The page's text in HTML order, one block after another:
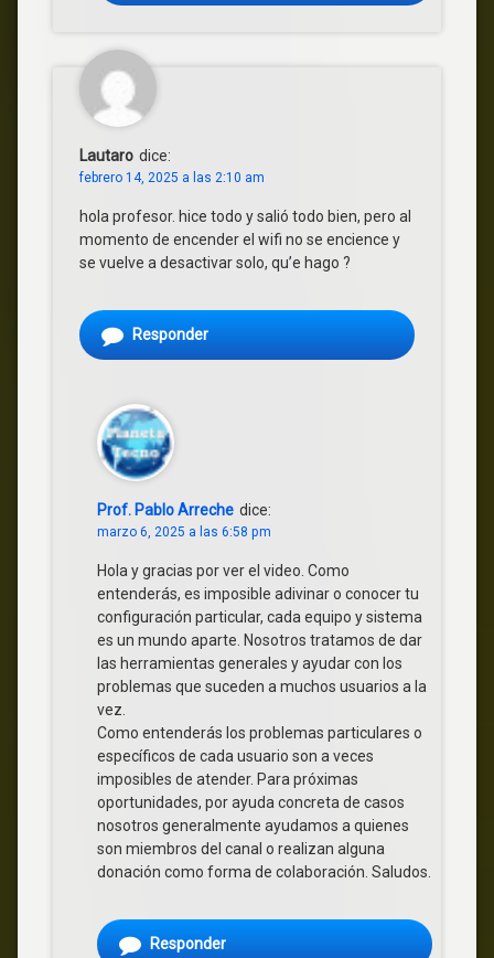
Lautaro dice:
febrero 14, 2025 a las 2:10 am
hola profesor. hice todo y salió todo bien, pero al
momento de encender el wifi no se encience y
se vuelve a desactivar solo, qu’e hago ?
Responder
Prof. Pablo Arreche dice:
marzo 6, 2025 a las 6:58 pm
Hola y gracias por ver el video. Como
entenderás, es imposible adivinar o conocer tu
configuración particular, cada equipo y sistema
es un mundo aparte. Nosotros tratamos de dar
las herramientas generales y ayudar con los
problemas que suceden a muchos usuarios a la
vez.
Como entenderás los problemas particulares o
específicos de cada usuario son a veces
imposibles de atender. Para próximas
oportunidades, por ayuda concreta de casos
nosotros generalmente ayudamos a quienes
son miembros del canal o realizan alguna
donación como forma de colaboración. Saludos.
Responder